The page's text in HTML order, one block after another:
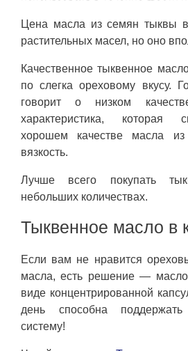
Цена масла из семян тыквы
растительных масел, но оно
Качественное тыквенное
по слегка ореховому вкусу.
говорит о низком
характеристика, которая
хорошем качестве масла
вязкость.
Лучше всего покупать
небольших количествах.
Тыквенное масло в
Если вам не нравится
масла, есть решение —
виде концентрированной
день способна
систему!